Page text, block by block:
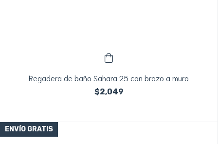
Regadera de baño Sahara 25 con brazo a muro
$2,049
ENVÍO GRATIS